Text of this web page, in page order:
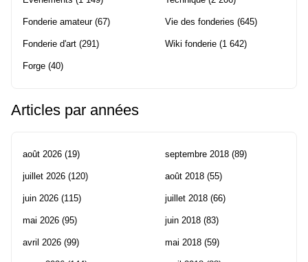
Fonderie amateur(67)
Fonderie d'art (291)
Forge (40)
Vie des fonderies (645)
Wiki fonderie (1 642)
Articles par années
août 2026 (19)
juillet 2026 (120)
juin 2026 (115)
mai 2026 (95)
avril 2026 (99)
septembre 2018 (89)
août 2018 (55)
juillet 2018 (66)
juin 2018 (83)
mai 2018 (59)